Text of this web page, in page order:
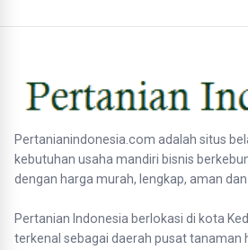
Pertanianindonesia.com adalah situs
kebutuhan usaha mandiri bisnis
dengan harga murah, lengkap, aman
Pertanian Indonesia berlokasi di kota
terkenal sebagai daerah pusat tanaman